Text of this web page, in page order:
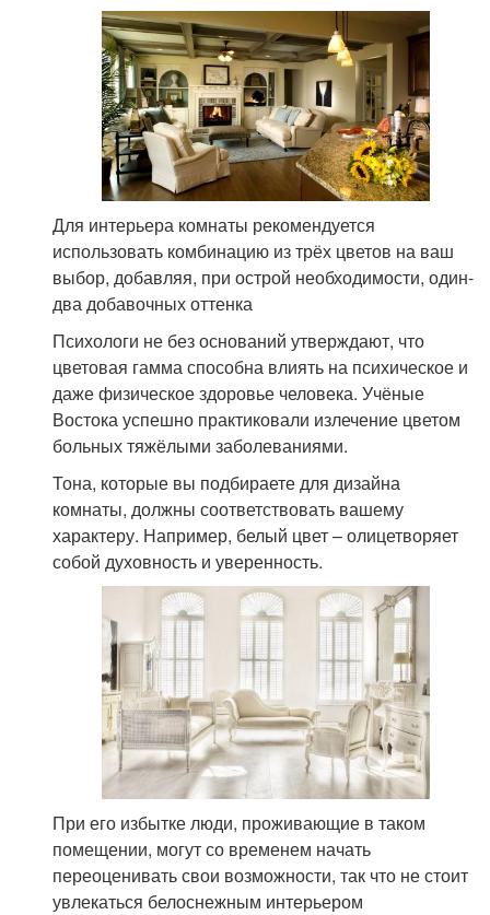
Для интерьера комнаты рекомендуется
использовать комбинацию из трёх цветов на ваш
выбор, добавляя, при острой необходимости, один-
два добавочных оттенка
Психологи не без оснований утверждают, что
цветовая гамма способна влиять на психическое и
даже физическое здоровье человека. Учёные
Востока успешно практиковали излечение цветом
больных тяжёлыми заболеваниями.
Тона, которые вы подбираете для дизайна
комнаты, должны соответствовать вашему
характеру. Например, белый цвет – олицетворяет
собой духовность и уверенность.
При его избытке люди, проживающие в таком
помещении, могут со временем начать
переоценивать свои возможности, так что не стоит
увлекаться белоснежным интерьером